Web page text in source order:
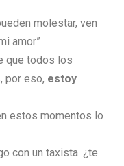
molestar, ven
amor”
que todos los
por eso, estoy
estos momentos lo
con un taxista. ¿te